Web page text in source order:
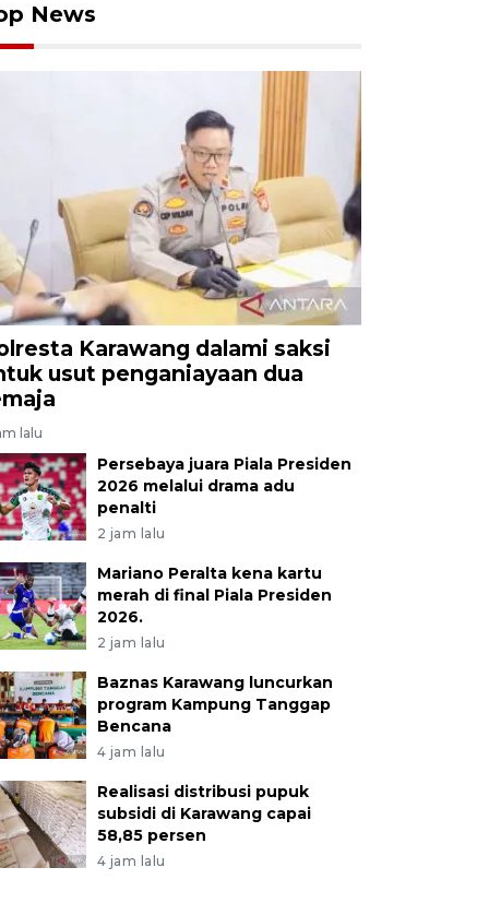
News
Karawang dalami saksi
usut penganiayaan dua
lalu
Persebaya juara Piala Presiden
2026 melalui drama adu
penalti
2 jam lalu
Mariano Peralta kena kartu
merah di final Piala Presiden
2026.
2 jam lalu
Baznas Karawang luncurkan
program Kampung Tanggap
Bencana
4 jam lalu
Realisasi distribusi pupuk
subsidi di Karawang capai
58,85 persen
4 jam lalu